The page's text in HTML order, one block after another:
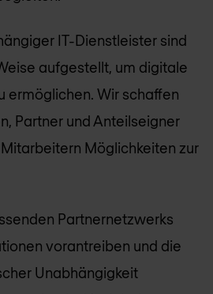
IT-Dienstleister sind
aufgestellt, um digitale
ermöglichen. Wir schaffen
Partner und Anteilseigner
Möglichkeiten zur
Partnernetzwerks
vorantreiben und die
Unabhängigkeit